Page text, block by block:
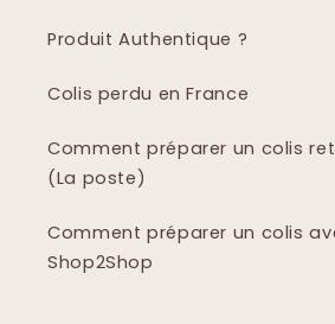
Produit Authentique ?
Colis perdu en France
Comment préparer un colis
(La poste)
Comment préparer un colis
Shop2Shop